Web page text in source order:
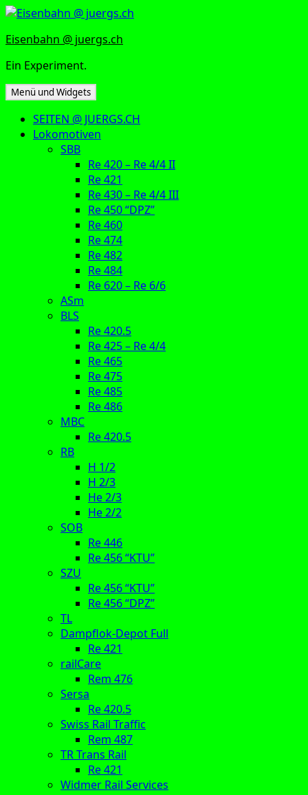
Zum
springen
Eisenbahn @ juergs.ch
Ein Experiment.
Menü und Widgets
SEITEN @ JUERGS.CH
Lokomotiven
SBB
Re 420 – Re 4/4 II
Re 421
Re 430 – Re 4/4 III
Re 450 “DPZ”
Re 460
Re 474
Re 482
Re 484
Re 620 – Re 6/6
ASm
BLS
Re 420.5
Re 425 – Re 4/4
Re 465
Re 475
Re 485
Re 486
MBC
Re 420.5
RB
H 1/2
H 2/3
He 2/3
He 2/2
SOB
Re 446
Re 456 “KTU”
SZU
Re 456 “KTU”
Re 456 “DPZ”
TL
Dampflok-Depot Full
Re 421
railCare
Rem 476
Sersa
Re 420.5
Swiss Rail Traffic
Rem 487
TR Trans Rail
Re 421
Widmer Rail Services